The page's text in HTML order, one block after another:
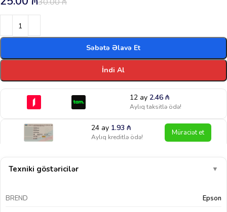
Səbətə Əlavə Et
İndi Al
12 ay 2.46 ₼
Aylıq taksitlə ödə!
24 ay 1.93₼
Aylıq kreditlə ödə! Müraciət et
Texniki göstəricilər ▼
BREND Epson